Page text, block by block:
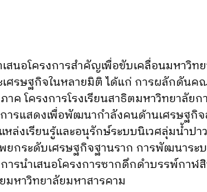
นอโครงการสำคัญเพื่อขับเคลื่อนมหาวิ
รษฐกิจในหลายมิติ ได้แก่ การผลักดัน
ค โครงการโรงเรียนสาธิตมหาวิทยาลั
รแสดงเพื่อพัฒนากำลังคนด้านเศรษฐกิ
เรียนรู้และอนุรักษ์ระบบนิเวศลุ่มน้ำปา
ยกระดับเศรษฐกิจฐานราก การพัฒนาร
ารนำเสนอโครงการซากดึกดำบรรพ์กา
หาวิทยาลัยมหาสารคาม